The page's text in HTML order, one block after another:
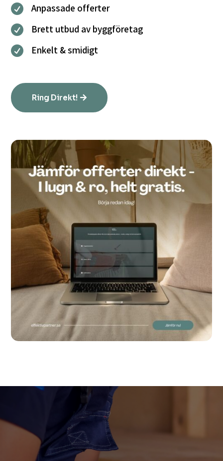
 Anpassade offerter
 Brett utbud av byggföretag
 Enkelt & smidigt
Ring Direkt!